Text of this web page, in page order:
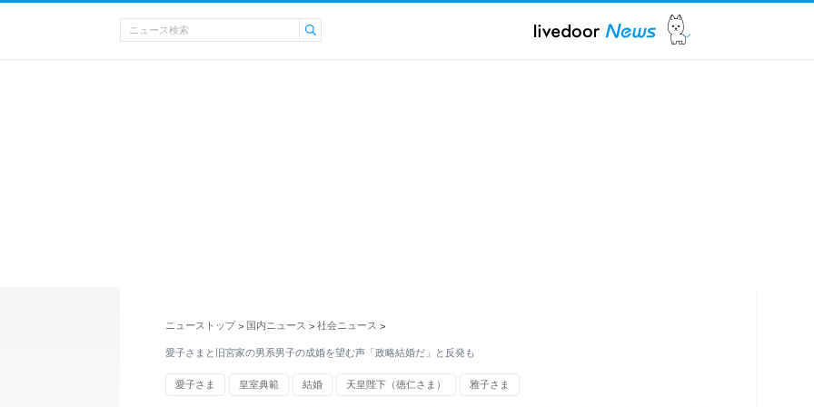
ニューストップ > 国内ニュース > 社会ニュース >
愛子さまと旧宮家の男系男子の成婚を望む声「政略結婚だ」と反発も
愛子さま 皇室典範 結婚 天皇陛下（徳仁さま） 雅子さま